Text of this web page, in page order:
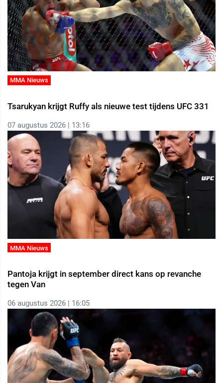
MMA Nieuws
Tsarukyan krijgt Ruffy als nieuwe test tijdens UFC 331
07 augustus 2026 | 13:16
MMA Nieuws
Pantoja krijgt in september direct kans op revanche
tegen Van
06 augustus 2026 | 16:05